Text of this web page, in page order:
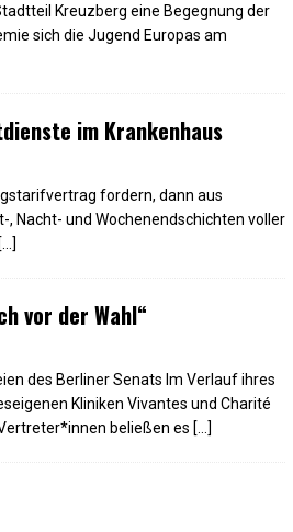
Kreuzberg eine Begegnung der
sich die Jugend Europas am
im Krankenhaus
fordern, dann aus
Nacht- und Wochenendschichten voller
[…]
vor der Wahl“
des Berliner Senats Im Verlauf ihres
Kliniken Vivantes und Charité
beließen es […]